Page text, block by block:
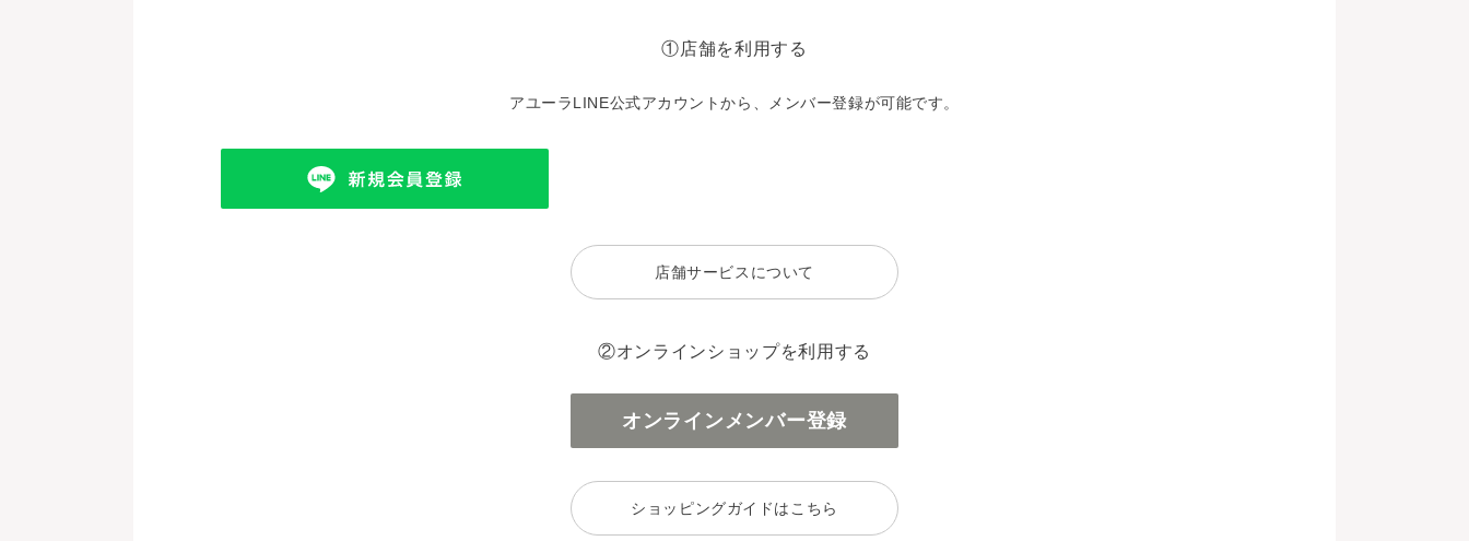
①店舗を利用する
アユーラLINE公式アカウントから、メンバー登録が可能です。
店舗サービスについて
②オンラインショップを利用する
オンラインメンバー登録
ショッピングガイドはこちら